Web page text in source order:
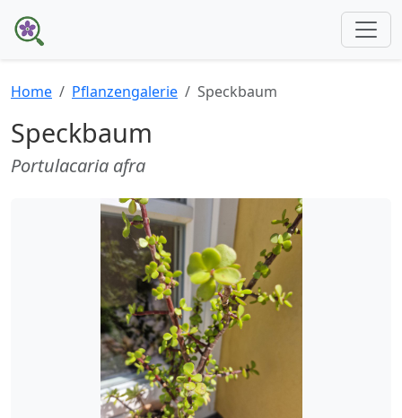
Home Pflanzengalerie Speckbaum
Speckbaum
Portulacaria afra